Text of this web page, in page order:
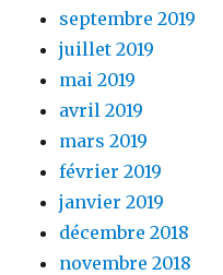
septembre 2019
juillet 2019
mai 2019
avril 2019
mars 2019
février 2019
janvier 2019
décembre 2018
novembre 2018